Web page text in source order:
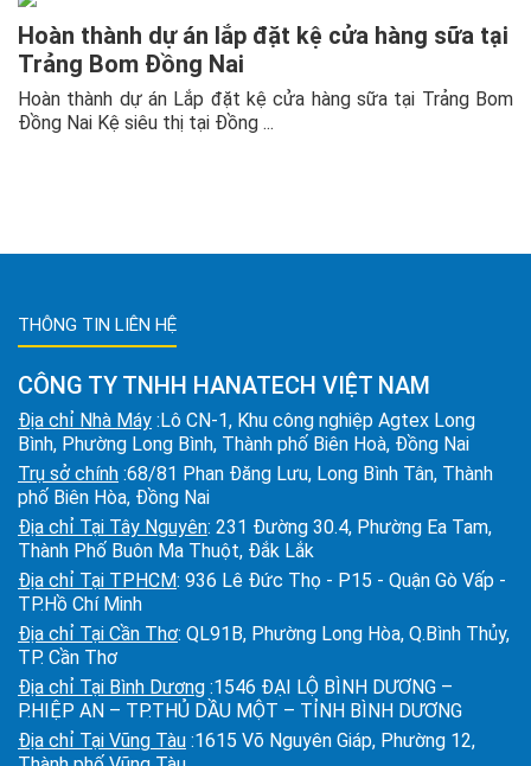
Hoàn thành dự án lắp đặt kệ cửa hàng sữa tại
Trảng Bom Đồng Nai
Hoàn thành dự án Lắp đặt kệ cửa hàng sữa tại Trảng Bom
Đồng Nai Kệ siêu thị tại Đồng ...
THÔNG TIN LIÊN HỆ
CÔNG TY TNHH HANATECH VIỆT NAM
Địa chỉ Nhà Máy :Lô CN-1, Khu công nghiệp Agtex Long
Bình, Phường Long Bình, Thành phố Biên Hoà, Đồng Nai
Trụ sở chính :68/81 Phan Đăng Lưu, Long Bình Tân, Thành
phố Biên Hòa, Đồng Nai
Địa chỉ Tại Tây Nguyên: 231 Đường 30.4, Phường Ea Tam,
Thành Phố Buôn Ma Thuột, Đắk Lắk
Địa chỉ Tại TPHCM: 936 Lê Đức Thọ - P15 - Quận Gò Vấp -
TP.Hồ Chí Minh
Địa chỉ Tại Cần Thơ: QL91B, Phường Long Hòa, Q.Bình Thủy,
TP. Cần Thơ
Địa chỉ Tại Bình Dương :1546 ĐẠI LỘ BÌNH DƯƠNG –
P.HIỆP AN – TP.THỦ DẦU MỘT – TỈNH BÌNH DƯƠNG
Địa chỉ Tại Vũng Tàu :1615 Võ Nguyên Giáp, Phường 12,